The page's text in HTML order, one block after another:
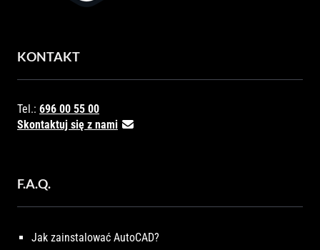
KONTAKT
Tel.: 696 00 55 00
Skontaktuj się z nami
F.A.Q.
Jak zainstalować AutoCAD?